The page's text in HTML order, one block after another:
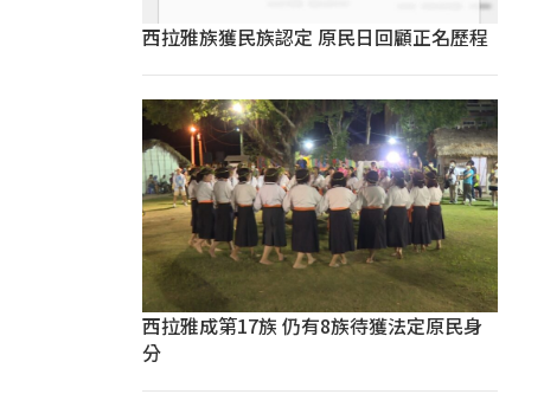
西拉雅族獲民族認定 原民日回顧正名歷程
西拉雅成第17族 仍有8族待獲法定原民身
分